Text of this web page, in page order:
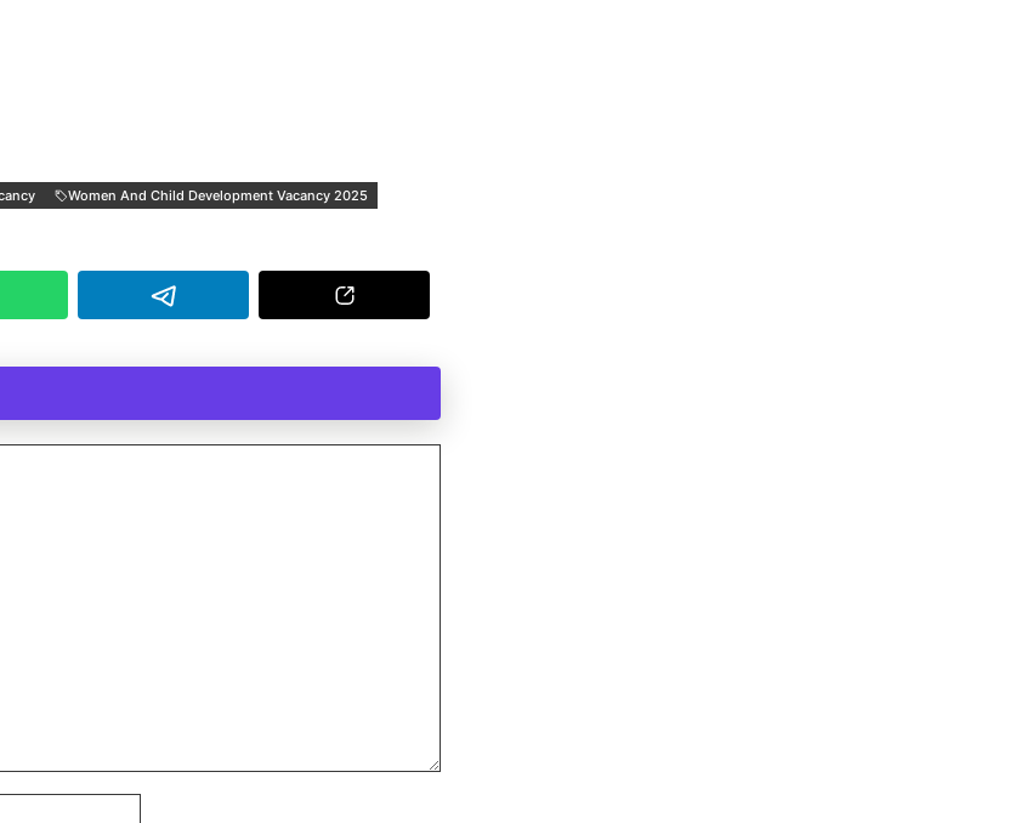
Women And Child Development Vacancy 2025